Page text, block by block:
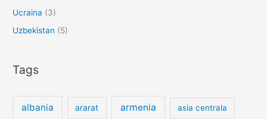
Ucraina (3)
Uzbekistan (5)
Tags
albania ararat armenia asia centrala